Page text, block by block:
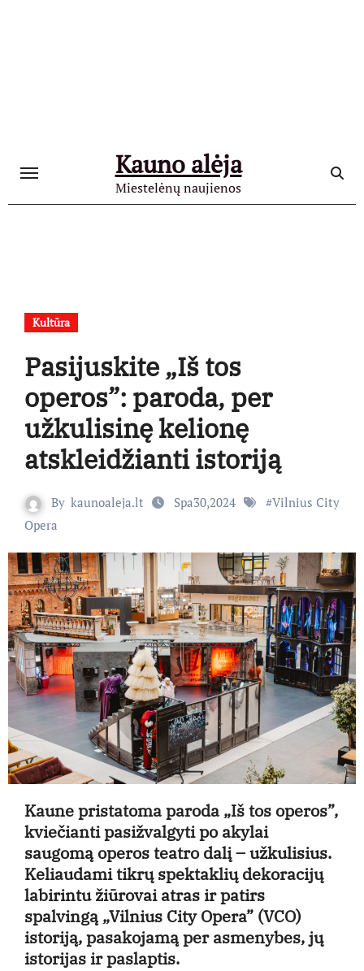
Kauno alėja
Miestelėnų naujienos
Kultūra
Pasijuskite „Iš tos
operos”: paroda, per
užkulisinę kelionę
atskleidžianti istoriją
By kaunoaleja.lt Spa30,2024 #Vilnius City
Opera
Kaune pristatoma paroda „Iš tos operos”,
kviečianti pasižvalgyti po akylai
saugomą operos teatro dalį – užkulisius.
Keliaudami tikrų spektaklių dekoracijų
labirintu žiūrovai atras ir patirs
spalvingą „Vilnius City Opera” (VCO)
istoriją, pasakojamą per asmenybes, jų
istorijas ir paslaptis.